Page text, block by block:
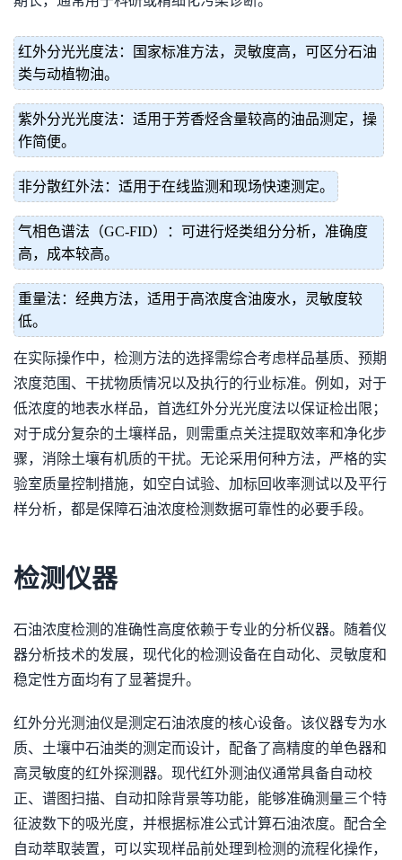
红外分光光度法：国家标准方法，灵敏度高，可区分石油
类与动植物油。
紫外分光光度法：适用于芳香烃含量较高的油品测定，操
作简便。
非分散红外法：适用于在线监测和现场快速测定。
气相色谱法（GC-FID）：可进行烃类组分分析，准确度
高，成本较高。
重量法：经典方法，适用于高浓度含油废水，灵敏度较
低。
在实际操作中，检测方法的选择需综合考虑样品基质、预期
浓度范围、干扰物质情况以及执行的行业标准。例如，对于
低浓度的地表水样品，首选红外分光光度法以保证检出限；
对于成分复杂的土壤样品，则需重点关注提取效率和净化步
骤，消除土壤有机质的干扰。无论采用何种方法，严格的实
验室质量控制措施，如空白试验、加标回收率测试以及平行
样分析，都是保障石油浓度检测数据可靠性的必要手段。
检测仪器
石油浓度检测的准确性高度依赖于专业的分析仪器。随着仪
器分析技术的发展，现代化的检测设备在自动化、灵敏度和
稳定性方面均有了显著提升。
红外分光测油仪是测定石油浓度的核心设备。该仪器专为水
质、土壤中石油类的测定而设计，配备了高精度的单色器和
高灵敏度的红外探测器。现代红外测油仪通常具备自动校
正、谱图扫描、自动扣除背景等功能，能够准确测量三个特
征波数下的吸光度，并根据标准公式计算石油浓度。配合全
自动萃取装置，可以实现样品前处理到检测的流程化操作，